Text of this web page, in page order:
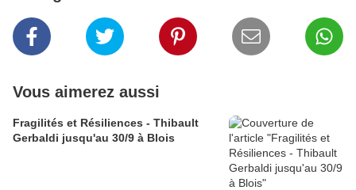
Vous aimerez aussi
Fragilités et Résiliences - Thibault
Gerbaldi jusqu'au 30/9 à Blois